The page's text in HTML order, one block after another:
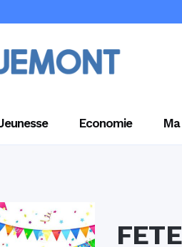
Economie